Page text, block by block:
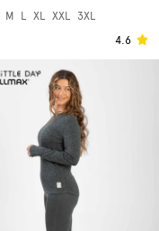
M L XL XXL
3XL
4.6